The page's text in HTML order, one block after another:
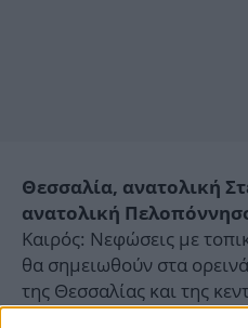
Θεσσαλία, ανατολική
ανατολική
Καιρός: Νεφώσεις με
θα σημειωθούν στα
της Θεσσαλίας και της
χαμηλότερο υψόμετρο